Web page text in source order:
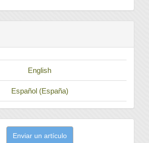
English
Español (España)
Enviar un artículo